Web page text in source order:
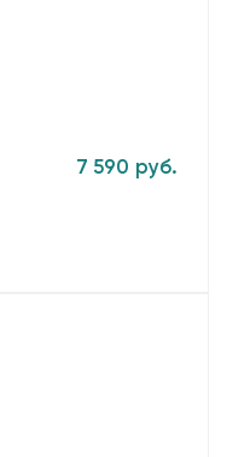
7 590 руб.